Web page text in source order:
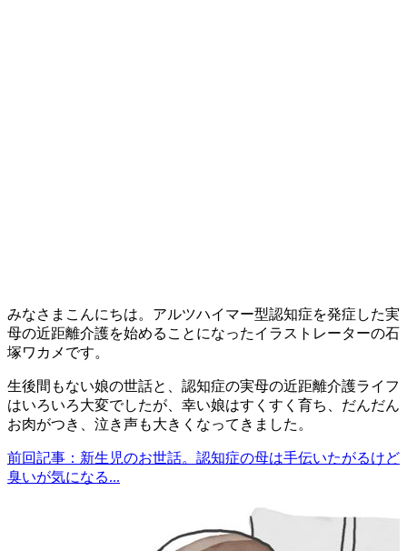
みなさまこんにちは。アルツハイマー型認知症を発症した実
母の近距離介護を始めることになったイラストレーターの石
塚ワカメです。
生後間もない娘の世話と、認知症の実母の近距離介護ライフ
はいろいろ大変でしたが、幸い娘はすくすく育ち、だんだん
お肉がつき、泣き声も大きくなってきました。
前回記事：新生児のお世話。認知症の母は手伝いたがるけど
臭いが気になる...